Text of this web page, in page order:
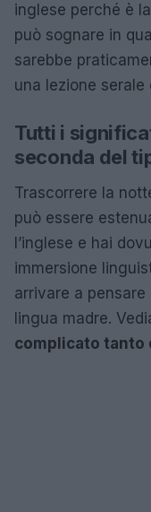
inglese perché è
può sognare in
sarebbe
una lezione serale
Tutti i
seconda del
Trascorrere la
può essere
l’inglese e hai
immersione
arrivare a
lingua madre.
complicato tanto